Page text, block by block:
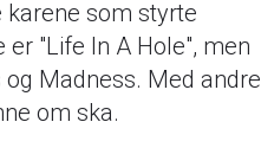
som styrte
"Life In A Hole", men
Madness. Med andre
om ska.